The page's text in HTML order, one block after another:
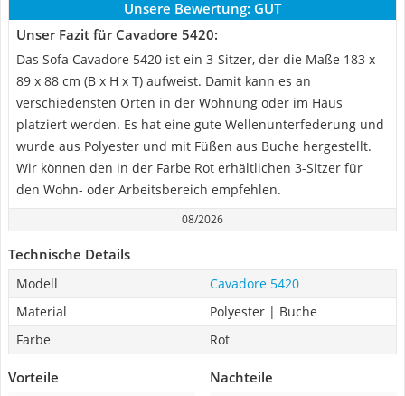
Unsere Bewertung: GUT
Unser Fazit für Cavadore 5420:
Das Sofa Cavadore 5420 ist ein 3-Sitzer, der die Maße 183 x
89 x 88 cm (B x H x T) aufweist. Damit kann es an
verschiedensten Orten in der Wohnung oder im Haus
platziert werden. Es hat eine gute Wellenunterfederung und
wurde aus Polyester und mit Füßen aus Buche hergestellt.
Wir können den in der Farbe Rot erhältlichen 3-Sitzer für
den Wohn- oder Arbeitsbereich empfehlen.
08/2026
Technische Details
Modell
Cavadore 5420
Material
Polyester | Buche
Farbe
Rot
Vorteile Nachteile